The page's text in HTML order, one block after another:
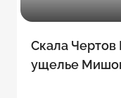
Скала Чертов
ущелье